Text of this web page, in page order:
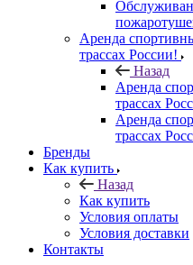
Аренда
трассах России!
Назад
Аренда
трассах
Аренда
трассах
Бренды
Как купить
Назад
Как купить
Условия оплаты
Условия доставки
Контакты